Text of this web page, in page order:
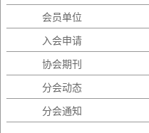
会员单位
入会申请
协会期刊
分会动态
分会通知